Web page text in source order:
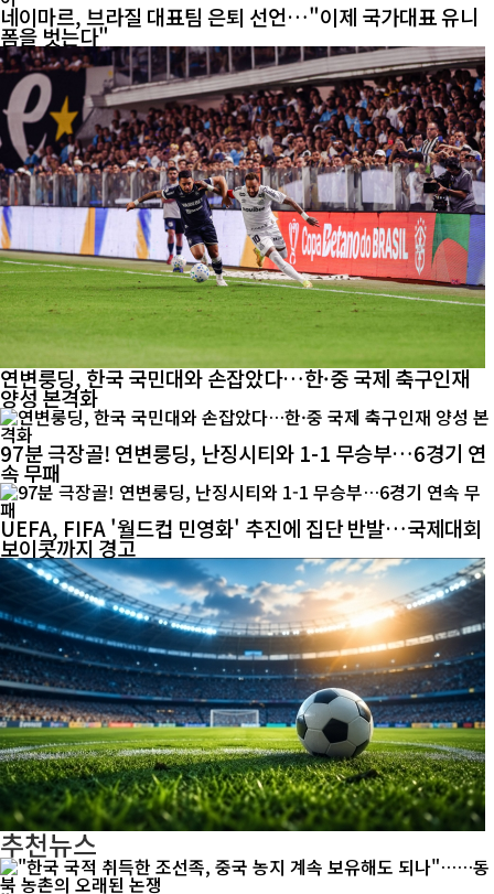
네이마르, 브라질 대표팀 은퇴 선언…"이제 국가대표 유니
폼을 벗는다"
연변룽딩, 한국 국민대와 손잡았다…한·중 국제 축구인재
양성 본격화
97분 극장골! 연변룽딩, 난징시티와 1-1 무승부…6경기 연
속 무패
UEFA, FIFA '월드컵 민영화' 추진에 집단 반발…국제대회
보이콧까지 경고
추천뉴스